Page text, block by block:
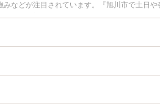
などが注目されています。『旭川市で土日
い』『初回相談無料で刑事事件を法律相談